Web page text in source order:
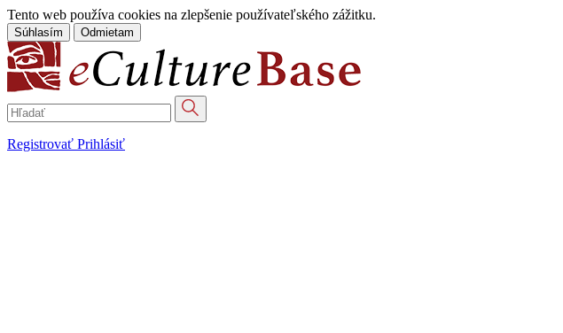
Tento web používa cookies na zlepšenie používateľského zážitku.
Súhlasím Odmietam
Registrovať Prihlásiť